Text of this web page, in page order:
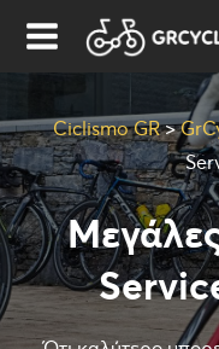
Ciclismo GR>